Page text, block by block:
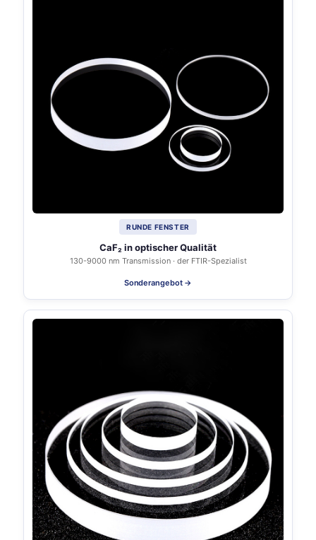
RUNDE FENSTER
CaF₂ in optischer Qualität
130-9000 nm Transmission · der FTIR-Spezialist
Sonderangebot →